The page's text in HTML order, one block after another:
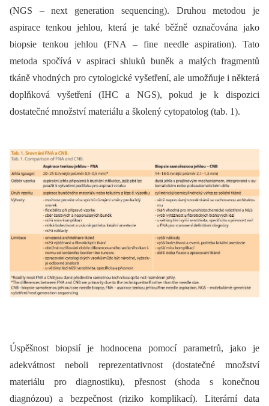
(NGS –⁠ next generation sequencing). Druhou metodou je
aspirace tenkou jehlou, která je také běžně označována jako
biopsie tenkou jehlou (FNA –⁠ fine needle aspiration). Tato
metoda spočívá v aspiraci shluků buněk a malých fragmentů
tkáně vhodných pro cytologické vyšetření, ale umožňuje i některá
doplňková vyšetření (IHC a NGS), pokud je k dispozici
dostatečné množství materiálu a školený cytopatolog (tab. 1).
Úspěšnost biopsií je hodnocena pomocí parametrů, jako je
adekvátnost neboli reprezentativnost (dostatečné množství
materiálu pro diagnostiku), přesnost (shoda s konečnou
diagnózou) a bezpečnost (riziko komplikací). Literární data